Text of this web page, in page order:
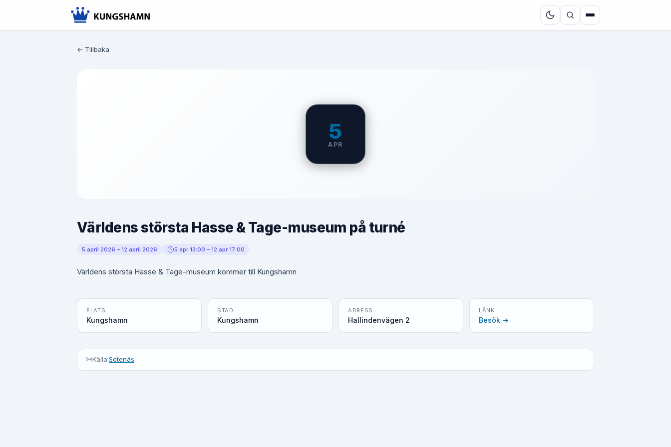
← Tillbaka
5
APR
Världens största Hasse & Tage-museum på turné
5 april 2026 – 12 april 2026 5 apr 13:00 – 12 apr 17:00
Världens största Hasse & Tage-museum kommer till Kungshamn
PLATS
Kungshamn
STAD
Kungshamn
ADRESS
Hallindenvägen 2
LÄNK
Besök →
Källa:Sotenäs